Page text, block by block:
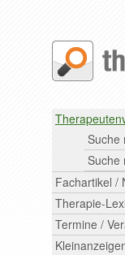
Suche
Suche
Fachartikel /
Therapie-
Termine /